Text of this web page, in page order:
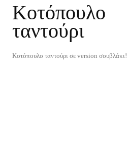
Κοτόπουλο
ταντούρι
Κοτόπουλο ταντούρι σε version σουβλάκι!